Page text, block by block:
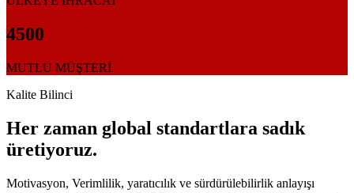
4500
MUTLU MÜŞTERİ
Kalite Bilinci
Her zaman global standartlara sadık
üretiyoruz.
Motivasyon, Verimlilik, yaratıcılık ve sürdürülebilirlik anlayışı